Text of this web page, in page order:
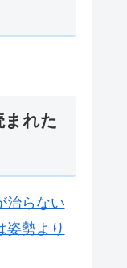
れた
治らない
姿勢より